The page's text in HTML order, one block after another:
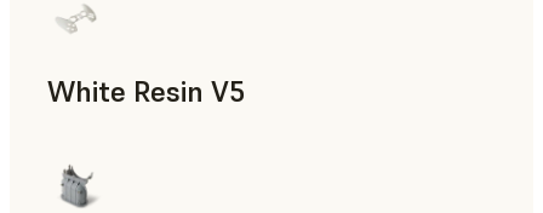
White Resin V5